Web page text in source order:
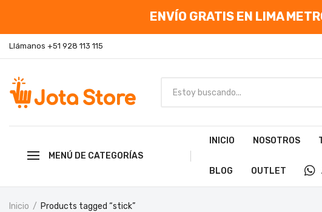
ENVÍO GRATIS EN LIMA
Llámanos +51 928 113 115
MENÚ DE CATEGORÍAS
INICIO NOSOTROS
BLOG OUTLET
Inicio Products tagged “stick”